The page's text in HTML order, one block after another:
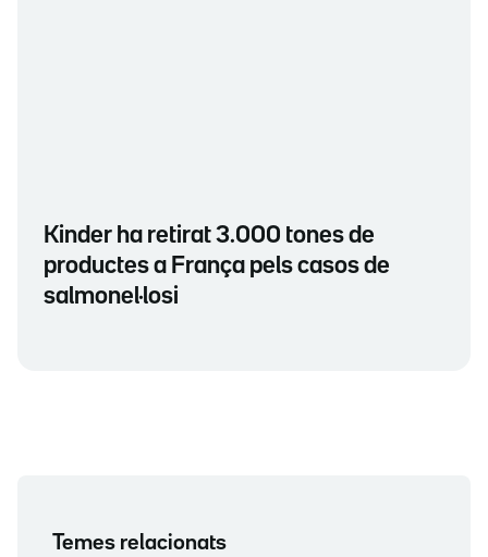
Kinder ha retirat 3.000 tones de
productes a França pels casos de
salmonel·losi
Temes relacionats